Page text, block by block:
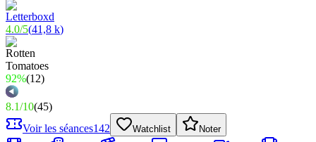
4.0/5(41,8 k)
92%(12)
8.1/10(45)
Voir les séances142 Watchlist Noter